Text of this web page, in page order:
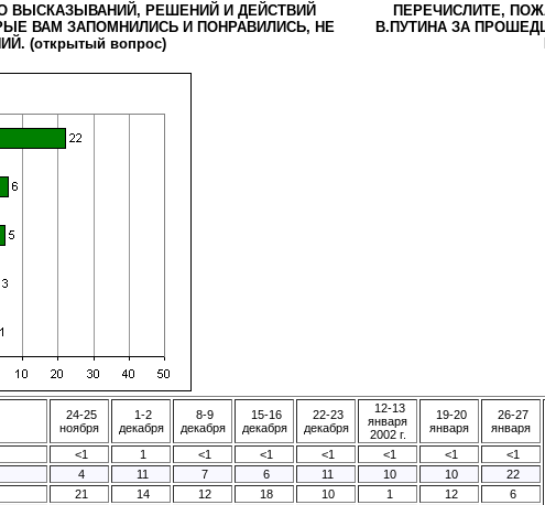
ВЫСКАЗЫВАНИЙ, РЕШЕНИЙ И ДЕЙСТВИЙ
ВАМ ЗАПОМНИЛИСЬ И ПОНРАВИЛИСЬ, НЕ
(открытый вопрос)
ПЕРЕЧИСЛИТЕ,
В.ПУТИНА ЗА
24-25
ноября
1-2
декабря
8-9
декабря
15-16
декабря
22-23
декабря
12-13
января
2002 г.
19-20
января
26-27
января
<1 1 <1 <1 <1 <1 <1 <1
4 11 7 6 11 10 10 22
21 14 12 18 10 1 12 6